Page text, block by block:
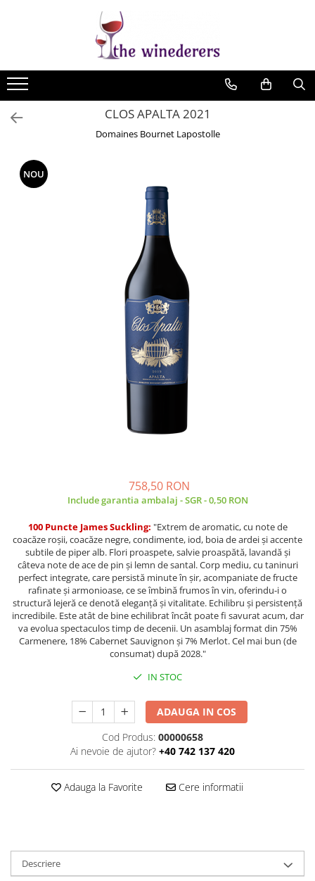
CLOS APALTA 2021
Domaines Bournet Lapostolle
NOU
758,50 RON
Include garantia ambalaj - SGR - 0,50 RON
100 Puncte James Suckling: "Extrem de aromatic, cu note de
coacăze roșii, coacăze negre, condimente, iod, boia de ardei și accente
subtile de piper alb. Flori proaspete, salvie proaspătă, lavandă și
câteva note de ace de pin și lemn de santal. Corp mediu, cu taninuri
perfect integrate, care persistă minute în șir, acompaniate de fructe
rafinate și armonioase, ce se îmbină frumos în vin, oferindu-i o
structură lejeră ce denotă eleganță și vitalitate. Echilibru și persistență
incredibile. Este atât de bine echilibrat încât poate fi savurat acum, dar
va evolua spectaculos timp de decenii. Un asamblaj format din 75%
Carmenere, 18% Cabernet Sauvignon și 7% Merlot. Cel mai bun (de
consumat) după 2028."
IN STOC
ADAUGA IN COS
Cod Produs: 00000658
Ai nevoie de ajutor? +40 742 137 420
Adauga la Favorite Cere informatii
Descriere